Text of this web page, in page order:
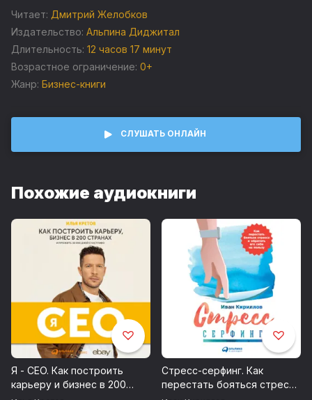
высокие результаты эффективнее, чем не организованные
Читает: Дмитрий Желобков
Издательство: Альпина Диджитал
Длительность: 12 часов 17 минут
Возрастное ограничение: 0+
Жанр: Бизнес-книги
СЛУШАТЬ ОНЛАЙН
Похожие аудиокниги
Я - CEO. Как построить
карьеру и бизнес в 200
Стресс-серфинг. Как
перестать бояться стресса